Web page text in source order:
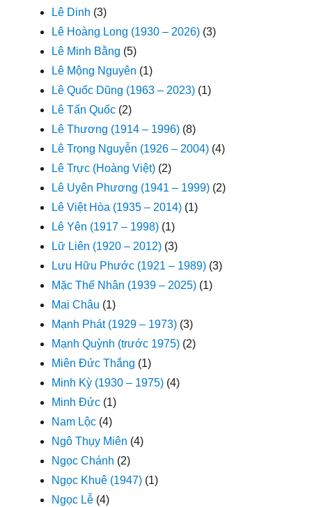
Lê Dinh (3)
Lê Hoàng Long (1930 – 2026) (3)
Lê Minh Bằng (5)
Lê Mộng Nguyên (1)
Lê Quốc Dũng (1963 – 2023) (1)
Lê Tấn Quốc (2)
Lê Thương (1914 – 1996) (8)
Lê Trọng Nguyễn (1926 – 2004) (4)
Lê Trực (Hoàng Việt) (2)
Lê Uyên Phương (1941 – 1999) (2)
Lê Việt Hòa (1935 – 2014) (1)
Lê Yên (1917 – 1998) (1)
Lữ Liên (1920 – 2012) (3)
Lưu Hữu Phước (1921 – 1989) (3)
Mặc Thế Nhân (1939 – 2025) (1)
Mai Châu (1)
Mạnh Phát (1929 – 1973) (3)
Mạnh Quỳnh (trước 1975) (2)
Miên Đức Thắng (1)
Minh Kỳ (1930 – 1975) (4)
Minh Đức (1)
Nam Lộc (4)
Ngô Thụy Miên (4)
Ngọc Chánh (2)
Ngọc Khuê (1947) (1)
Ngọc Lễ (4)